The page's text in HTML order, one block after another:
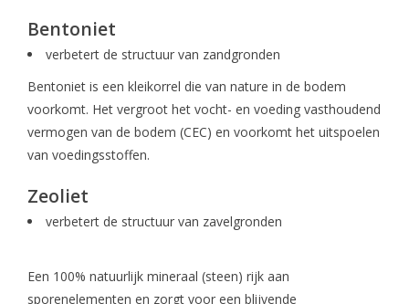
Bentoniet
verbetert de structuur van zandgronden
Bentoniet is een kleikorrel die van nature in de bodem
voorkomt. Het vergroot het vocht- en voeding vasthoudend
vermogen van de bodem (CEC) en voorkomt het uitspoelen
van voedingsstoffen.
Zeoliet
verbetert de structuur van zavelgronden
Een 100% natuurlijk mineraal (steen) rijk aan
sporenelementen en zorgt voor een blijvende